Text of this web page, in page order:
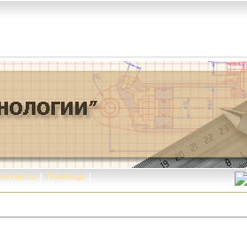
| Помощь |